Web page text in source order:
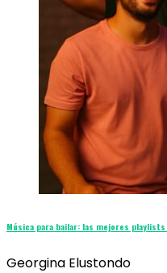
Música para bailar: las mejores
Georgina Elustondo